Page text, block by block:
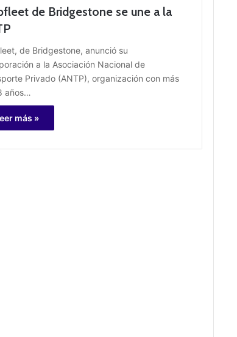
de Bridgestone se une a la
de Bridgestone, anunció su
a la Asociación Nacional de
Privado (ANTP), organización con más
años…
más »